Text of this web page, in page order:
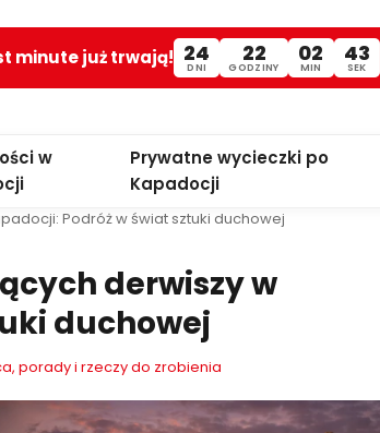
minute już trwają! 24
DNI
22
GODZINY
02
MIN
42
SEK
w
Prywatne wycieczki po
Kapadocji
Podróż w świat sztuki duchowej
derwiszy w
duchowej
porady i rzeczy do zrobienia